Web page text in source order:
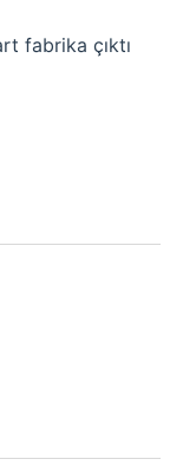
fabrika çıktı